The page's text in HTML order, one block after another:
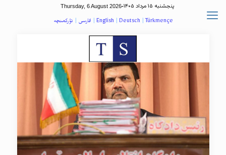
Thursday, 6 August 2026- پنجشنبه ۱۵ مرداد ۱۴۰۵
فارسی | تؤرکمنچه | English | Deutsch | Türkmençe